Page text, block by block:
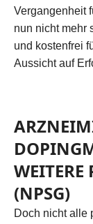
Vergangenheit
nun nicht mehr
und kostenfrei
Aussicht auf
WEITERE
(NPSG)
Doch nicht alle